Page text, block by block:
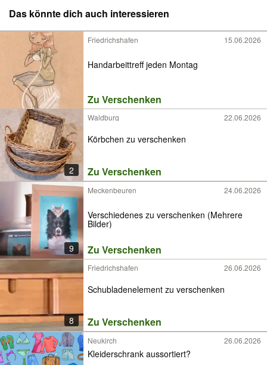
Das könnte dich auch interessieren
Friedrichshafen 15.06.2026
Handarbeittreff jeden Montag
Zu Verschenken
2
Waldburg 22.06.2026
Körbchen zu verschenken
Zu Verschenken
9
Meckenbeuren 24.06.2026
Verschiedenes zu verschenken (Mehrere
Bilder)
Zu Verschenken
8
Friedrichshafen 26.06.2026
Schubladenelement zu verschenken
Zu Verschenken
Neukirch 26.06.2026
Kleiderschrank aussortiert?